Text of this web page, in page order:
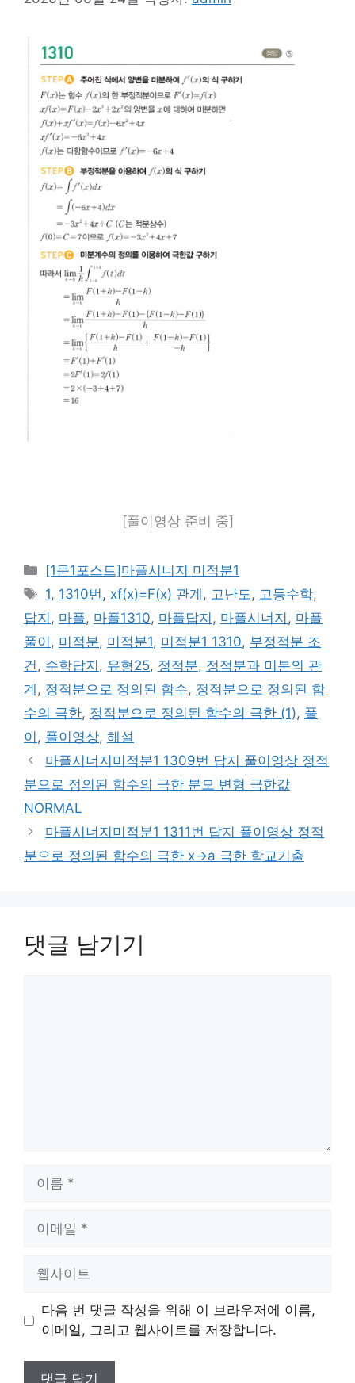
[풀이영상 준비 중]
카
테
리
[1문1포스트]마플시너지 미적분1
태
그
1, 1310번, xf(x)=F(x) 관계 , 고난도, 고등수학,
답지 , 마플, 마플1310, 마플답지 , 마플시너지 , 마플
풀이 , 미적분, 미적분1, 미적분1 1310, 부정적분 조
건, 수학답지 , 유형25, 정적분, 정적분과 미분의 관
계 , 정적분으로 정의된 함수, 정적분으로 정의된 함
수의 극한, 정적분으로 정의된 함수의 극한 (1), 풀
이 , 풀이영상, 해설
마플시너지미적분1 1309번 답지 풀이영상 정적
분으로 정의된 함수의 극한 분모 변형 극한값
NORMAL
마플시너지미적분1 1311번 답지 풀이영상 정적
분으로 정의된 함수의 극한 x→a 극한 학교기출
댓글 남기기
트
다음 번 댓글 작성을 위해 이 브라우저에 이름,
이메일, 그리고 웹사이트를 저장합니다.